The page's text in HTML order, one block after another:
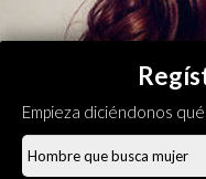
Empieza diciéndonos